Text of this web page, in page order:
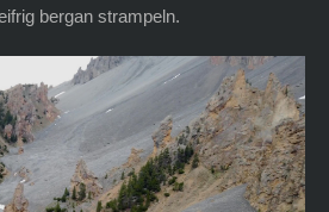
bergan strampeln.